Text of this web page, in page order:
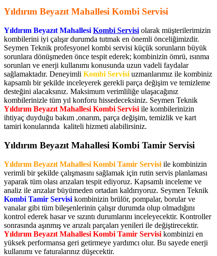
Yıldırım Beyazıt Mahallesi Kombi Servisi
Yıldırım Beyazıt Mahallesi Kombi Servisi olarak müşterilerimizin
kombilerini iyi çalışır durumda tutmak en önemli önceliğimizdir.
Seymen Teknik profesyonel kombi servisi küçük sorunların büyük
sorunlara dönüşmeden önce tespit ederek; kombinizin ömrü, ısınma
sorunları ve enerji kullanımı konusunda uzun vadeli faydalar
sağlamaktadır. Deneyimli Kombi Servisi uzmanlarımız ile kombiniz
kapsamlı bir şekilde inceleyerek gerekli parça değişim ve temizleme
desteğini alacaksınız. Maksimum verimliliğe ulaşacağınız
kombilerinizle tüm yıl konforu hissedeceksiniz. Seymen Teknik
Yıldırım Beyazıt Mahallesi Kombi Servisi ile kombilerinizin
ihtiyaç duyduğu bakım ,onarım, parça değişim, temizlik ve kart
tamiri konularında kaliteli hizmeti alabilirsiniz.
Yıldırım Beyazıt Mahallesi Kombi Tamir Servisi
Yıldırım Beyazıt Mahallesi Kombi Tamir Servisi ile kombinizin
verimli bir şekilde çalışmasını sağlamak için rutin servis planlaması
yaparak tüm olası arızaları tespit ediyoruz. Kapsamlı inceleme ve
analiz ile arızalar büyümeden ortadan kaldırıyoruz. Seymen Teknik
Kombi Tamir Servisi kombinizin brülör, pompalar, borular ve
vanalar gibi tüm bileşenlerinin çalışır durumda olup olmadığını
kontrol ederek hasar ve sızıntı durumlarını inceleyecektir. Kontroller
sonrasında aşınmış ve arızalı parçaları yenileri ile değiştirecektir.
Yıldırım Beyazıt Mahallesi Kombi Tamir Servisi kombinizi en
yüksek performansa geri getirmeye yardımcı olur. Bu sayede enerji
kullanımı ve faturalarınız düşecektir.